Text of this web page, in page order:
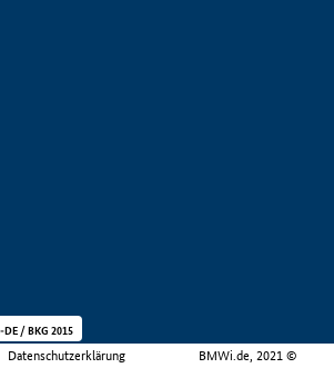
Datenschutzerklärung BMWi.de, 2021 ©
/ BKG 2015